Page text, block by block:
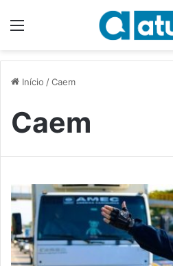
Início /Caem
Caem